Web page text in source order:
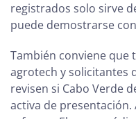
registrados solo sirve
puede demostrarse
También conviene que
agrotech y solicitantes
revisen si Cabo Verde
activa de presentación.